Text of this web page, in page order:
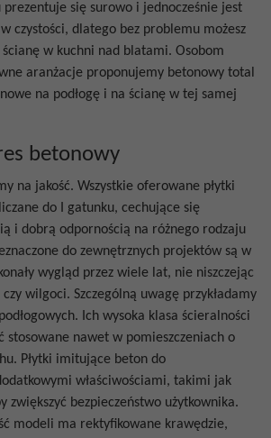
prezentuje się surowo i jednocześnie jest
czystości, dlatego bez problemu możesz
ścianę w kuchni nad blatami. Osobom
aranżacje proponujemy betonowy total
na podłogę i na ścianę w tej samej
betonowy
na jakość. Wszystkie oferowane płytki
do I gatunku, cechujące się
i dobrą odpornością na różnego rodzaju
do zewnętrznych projektów są w
wygląd przez wiele lat, nie niszczejąc
wilgoci. Szczególną uwagę przykładamy
Ich wysoka klasa ścieralności
stosowane nawet w pomieszczeniach o
Płytki imitujące beton do
właściwościami, takimi jak
zwiększyć bezpieczeństwo użytkownika.
modeli ma rektyfikowane krawędzie,